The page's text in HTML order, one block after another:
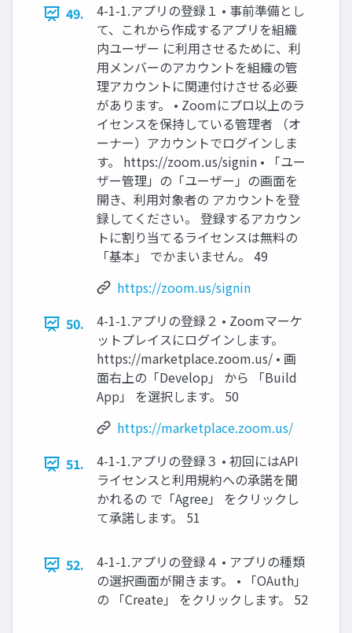
49.
4-1-1.アプリの登録１ • 事前準備とし
て、これから作成するアプリを組織
内ユーザー に利用させるために、利
用メンバーのアカウントを組織の管
理アカウントに関連付けさせる必要
があります。 • Zoomにプロ以上のラ
イセンスを保持している管理者 （オ
ーナー）アカウントでログインしま
す。 https://zoom.us/signin • 「ユー
ザー管理」の「ユーザー」の画面を
開き、利用対象者の アカウントを登
録してください。 登録するアカウン
トに割り当てるライセンスは無料の
「基本」 でかまいません。 49
https://zoom.us/signin
50.
4-1-1.アプリの登録２ • Zoomマーケ
ットプレイスにログインします。
https://marketplace.zoom.us/ • 画
面右上の「Develop」 から 「Build
App」 を選択します。 50
https://marketplace.zoom.us/
51.
4-1-1.アプリの登録３ • 初回にはAPI
ライセンスと利用規約への承諾を聞
かれるの で「Agree」 をクリックし
て承諾します。 51
52.
4-1-1.アプリの登録４ • アプリの種類
の選択画面が開きます。 • 「OAuth」
の 「Create」 をクリックします。 52